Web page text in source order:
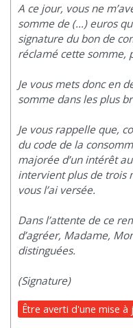
A ce jour, vous ne
somme de (…) euros
signature du bon de
réclamé cette somme,
Je vous mets donc en
somme dans les plus
Je vous rappelle que,
du code de la
majorée d’un intérêt
intervient plus de trois
vous l’ai versée.
Dans l’attente de ce
d’agréer, Madame,
distinguées.
(Signature)
Être averti d'une mise à